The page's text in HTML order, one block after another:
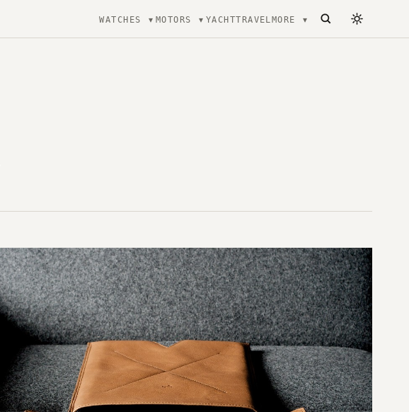
WATCHES MOTORS YACHTTRAVELMORE